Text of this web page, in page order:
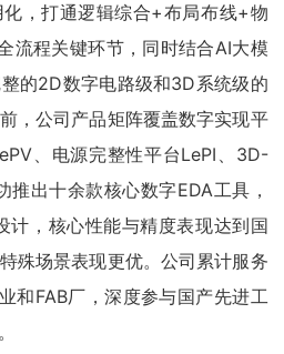
，打通逻辑综合+布局布线+物
流程关键环节，同时结合AI大模
的2D数字电路级和3D系统级的
，公司产品矩阵覆盖数字实现平
、电源完整性平台LePI、3D-
出十余款核心数字EDA工具，
计，核心性能与精度表现达到国
殊场景表现更优。公司累计服务
和FAB厂，深度参与国产先进工